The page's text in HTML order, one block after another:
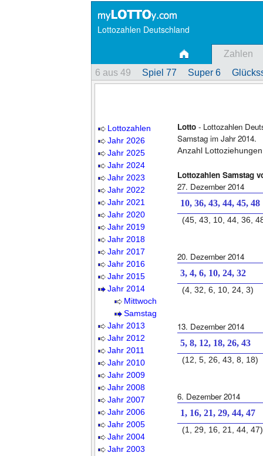
Lottozahlen Deutschland
Zahlen
6 aus 49
Spiel 77 Super 6
Lottozahlen
Jahr 2026
Jahr 2025
Jahr 2024
Jahr 2023
Jahr 2022
Jahr 2021
Jahr 2020
Jahr 2019
Jahr 2018
Jahr 2017
Jahr 2016
Jahr 2015
Jahr 2014
Mittwoch
Samstag
Jahr 2013
Jahr 2012
Jahr 2011
Jahr 2010
Jahr 2009
Jahr 2008
Jahr 2007
Jahr 2006
Jahr 2005
Jahr 2004
Jahr 2003
Lotto - Lottozahlen
Samstag im Jahr 2014.
Anzahl
Lottozahlen Samstag
27. Dezember 2014
10, 36, 43, 44, 45, 48
(45, 43, 10, 44, 36,
20. Dezember 2014
3, 4, 6, 10, 24, 32
(4, 32, 6, 10, 24, 3)
13. Dezember 2014
5, 8, 12, 18, 26, 43
(12, 5, 26, 43, 8, 18)
6. Dezember 2014
1, 16, 21, 29, 44, 47
(1, 29, 16, 21, 44, 47)